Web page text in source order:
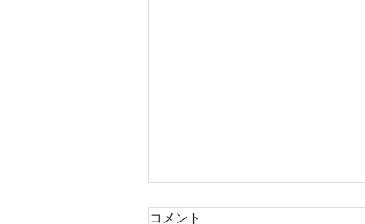
綾瀬市寺尾台2丁目 全2区
コメント